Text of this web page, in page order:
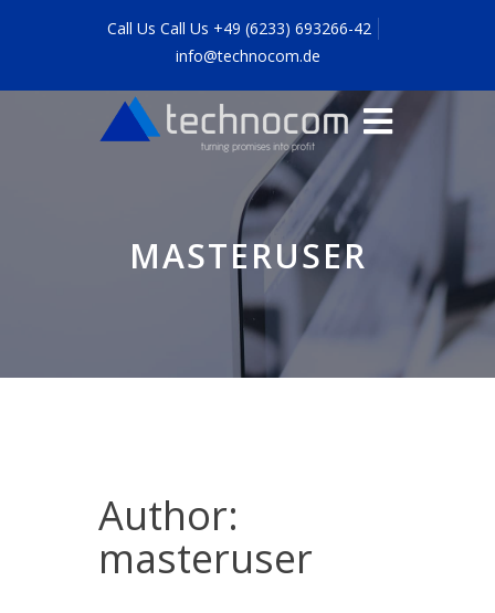
Call Us Call Us +49 (6233) 693266-42
info@technocom.de
MASTERUSER
Author:
masteruser